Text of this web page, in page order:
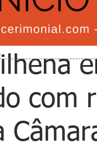
com